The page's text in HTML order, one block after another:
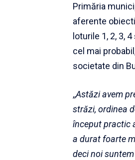
Primăria
aferente
loturile 1, 2, 3,
cel mai
societate din
,,Astăzi avem
străzi, ordinea
început practic
a durat foarte
deci noi